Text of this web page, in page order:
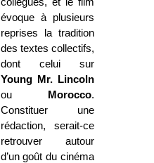
évoque à plusieurs
reprises la tradition
des textes collectifs,
dont celui sur
Young Mr. Lincoln
ou
Morocco.
Constituer une
rédaction, serait-ce
retrouver autour
d’un goût du cinéma